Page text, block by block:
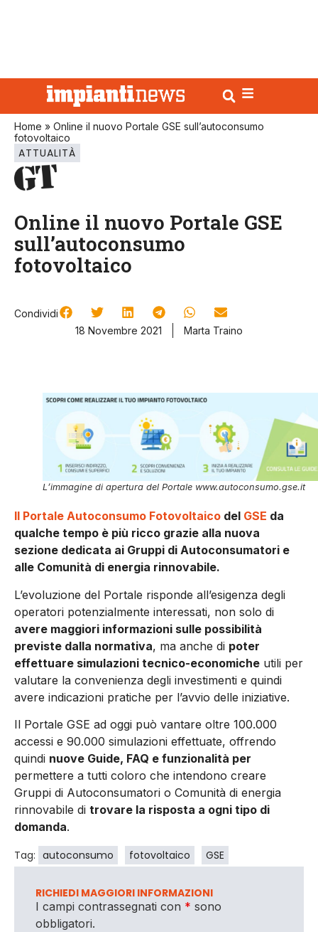
Home » Online il nuovo Portale GSE sull’autoconsumo
fotovoltaico
ATTUALITÀ
Online il nuovo Portale GSE
sull’autoconsumo
fotovoltaico
Condividi
18 Novembre 2021
Marta Traino
L’immagine di apertura del Portale www.autoconsumo.gse.it
Il Portale Autoconsumo Fotovoltaico del GSE da
qualche tempo è più ricco grazie alla nuova
sezione dedicata ai Gruppi di Autoconsumatori e
alle Comunità di energia rinnovabile.
L’evoluzione del Portale risponde all’esigenza degli
operatori potenzialmente interessati, non solo di
avere maggiori informazioni sulle possibilità
previste dalla normativa, ma anche di poter
effettuare simulazioni tecnico-economiche utili per
valutare la convenienza degli investimenti e quindi
avere indicazioni pratiche per l’avvio delle iniziative.
Il Portale GSE ad oggi può vantare oltre 100.000
accessi e 90.000 simulazioni effettuate, offrendo
quindi nuove Guide, FAQ e funzionalità per
permettere a tutti coloro che intendono creare
Gruppi di Autoconsumatori o Comunità di energia
rinnovabile di trovare la risposta a ogni tipo di
domanda.
Tag: autoconsumo fotovoltaico GSE
RICHIEDI MAGGIORI INFORMAZIONI
I campi contrassegnati con * sono
obbligatori.